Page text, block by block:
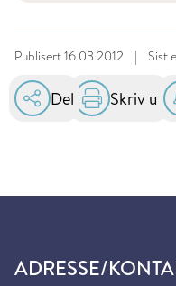
Publisert16.03.2012 | Sist
Del Skriv ut
ADRESSE/